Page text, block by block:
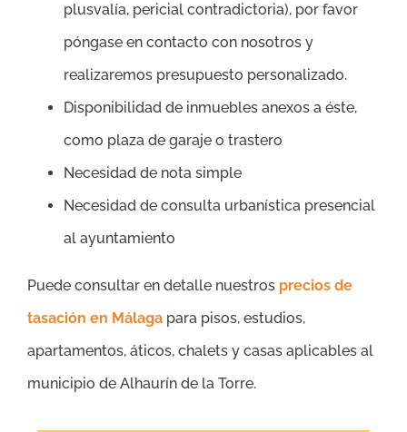
plusvalía, pericial contradictoria), por favor
póngase en contacto con nosotros y
realizaremos presupuesto personalizado.
Disponibilidad de inmuebles anexos a éste,
como plaza de garaje o trastero
Necesidad de nota simple
Necesidad de consulta urbanística presencial
al ayuntamiento
Puede consultar en detalle nuestros precios de
tasación en Málaga para pisos, estudios,
apartamentos, áticos, chalets y casas aplicables al
municipio de Alhaurín de la Torre.